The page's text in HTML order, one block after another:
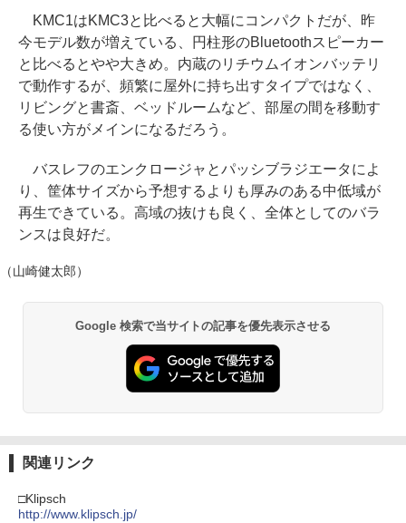
KMC1はKMC3と比べると大幅にコンパクトだが、昨
今モデル数が増えている、円柱形のBluetoothスピーカー
と比べるとやや大きめ。内蔵のリチウムイオンバッテリ
で動作するが、頻繁に屋外に持ち出すタイプではなく、
リビングと書斎、ベッドルームなど、部屋の間を移動す
る使い方がメインになるだろう。
バスレフのエンクロージャとパッシブラジエータによ
り、筐体サイズから予想するよりも厚みのある中低域が
再生できている。高域の抜けも良く、全体としてのバラ
ンスは良好だ。
（山崎健太郎）
Google 検索で当サイトの記事を優先表示させる
関連リンク
□Klipsch
http://www.klipsch.jp/